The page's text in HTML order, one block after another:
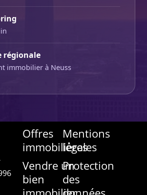
régionale
immobilier à Neuss
Offres
immobilières
Vendre un
bien
Mentions
légales
Protection
des